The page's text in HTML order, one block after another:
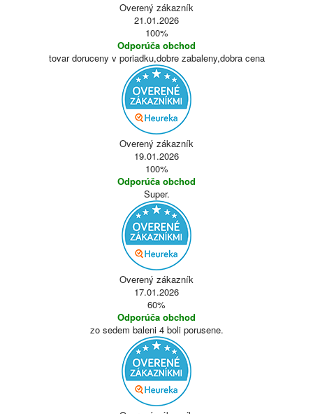
Overený zákazník
21.01.2026
100%
Odporúča obchod
tovar doruceny v poriadku,dobre zabaleny,dobra cena
Overený zákazník
19.01.2026
100%
Odporúča obchod
Super.
Overený zákazník
17.01.2026
60%
Odporúča obchod
zo sedem baleni 4 boli porusene.